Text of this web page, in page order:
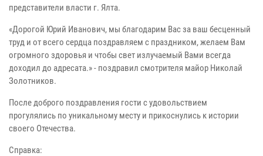
представители власти г. Ялта.
«Дорогой Юрий Иванович, мы благодарим Вас за ваш бесценный
труд и от всего сердца поздравляем с праздником, желаем Вам
огромного здоровья и чтобы свет излучаемый Вами всегда
доходил до адресата.» - поздравил смотрителя майор Николай
Золотников.
После доброго поздравления гости с удовольствием
прогулялись по уникальному месту и прикоснулись к истории
своего Отечества.
Справка: